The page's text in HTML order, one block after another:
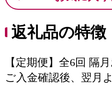
返礼品の特徴
【定期便】全6回 隔
ご入金確認後、翌月